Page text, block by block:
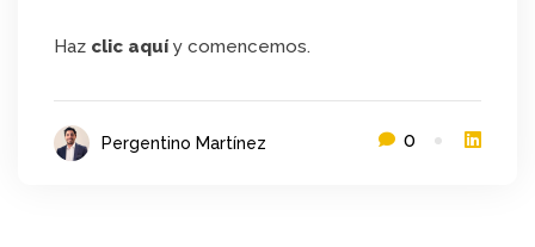
Haz clic aquíy comencemos.
Pergentino Martínez 0